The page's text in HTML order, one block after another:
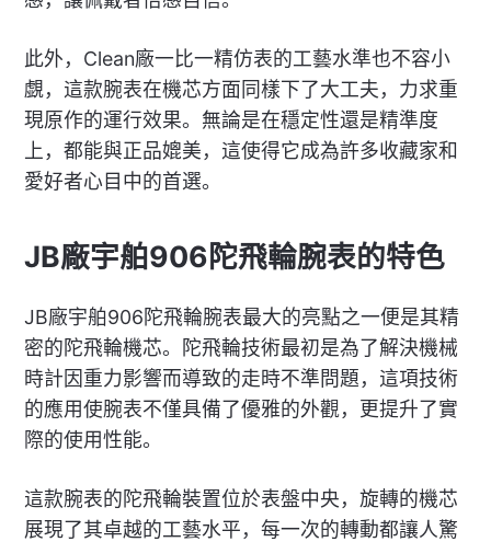
此外，Clean廠一比一精仿表的工藝水準也不容小
覷，這款腕表在機芯方面同樣下了大工夫，力求重
現原作的運行效果。無論是在穩定性還是精準度
上，都能與正品媲美，這使得它成為許多收藏家和
愛好者心目中的首選。
JB廠宇舶906陀飛輪腕表的特色
JB廠宇舶906陀飛輪腕表最大的亮點之一便是其精
密的陀飛輪機芯。陀飛輪技術最初是為了解決機械
時計因重力影響而導致的走時不準問題，這項技術
的應用使腕表不僅具備了優雅的外觀，更提升了實
際的使用性能。
這款腕表的陀飛輪裝置位於表盤中央，旋轉的機芯
展現了其卓越的工藝水平，每一次的轉動都讓人驚